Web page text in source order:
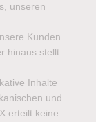
unseren
Kunden
hinaus stellt
Inhalte
und
erteilt keine